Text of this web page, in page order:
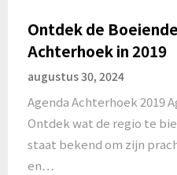
Ontdek de
Achterhoek in 2019
augustus 30, 2024
Agenda Achterhoek 2019
Ontdek wat de regio te
staat bekend om zijn
en…